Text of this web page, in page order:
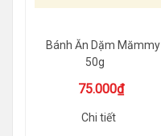
Bánh Ăn Dặm Mămmy
50g
75.000₫
Chi tiết